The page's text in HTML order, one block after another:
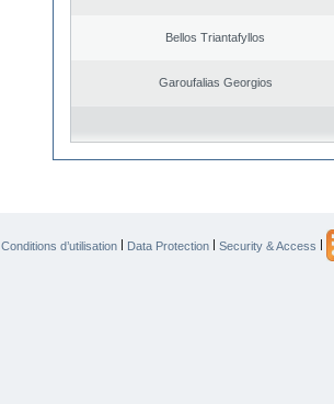
Bellos Triantafyllos
Garoufalias Georgios
Conditions d’utilisation | Data Protection | Security & Access |